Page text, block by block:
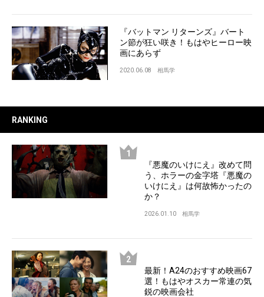
『バットマン リターンズ』バート
ン節が狂い咲き！もはやヒーロー映
画にあらず
2020.06.08 相馬学
RANKING
『悪魔のいけにえ』改めて問
う、ホラーの金字塔『悪魔の
いけにえ』は何故怖かったの
か？
2026.01.10 相馬学
最新！A24のおすすめ映画67
選！もはやオスカー常連の気
鋭の映画会社